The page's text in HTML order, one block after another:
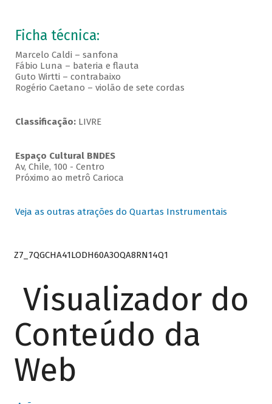
Ficha técnica:
Marcelo Caldi – sanfona
Fábio Luna – bateria e flauta
Guto Wirtti – contrabaixo
Rogério Caetano – violão de sete cordas
Classificação:LIVRE
Espaço Cultural BNDES
Av, Chile, 100 - Centro
Próximo ao metrô Carioca
Veja as outras atrações do Quartas Instrumentais
Z7_7QGCHA41LODH60A3OQA8RN14Q1
Visualizador do
Conteúdo da
Web